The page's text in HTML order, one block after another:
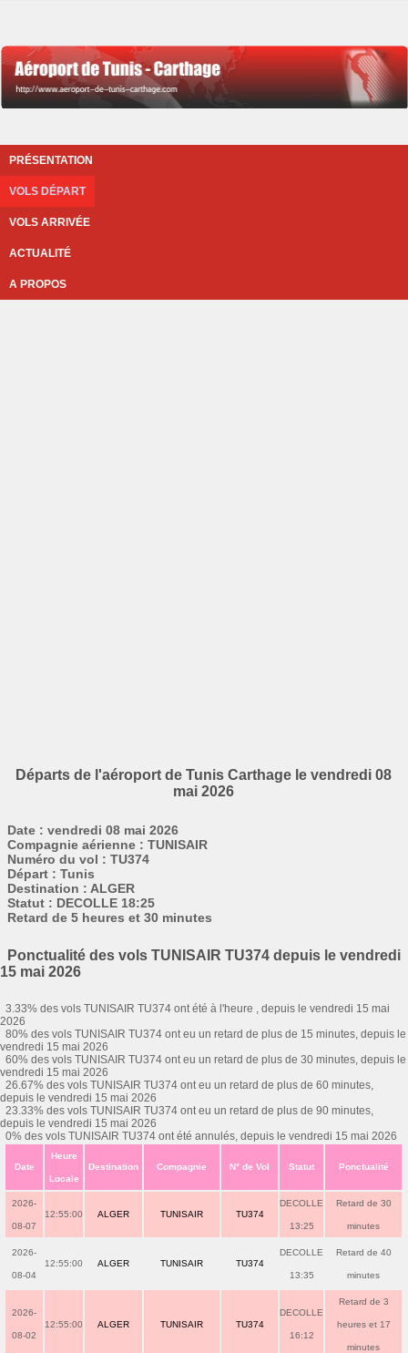
PRÉSENTATION
VOLS DÉPART
VOLS ARRIVÉE
ACTUALITÉ
A PROPOS
Départs de l'aéroport de Tunis Carthage le vendredi 08
mai 2026
Date : vendredi 08 mai 2026
Compagnie aérienne : TUNISAIR
Numéro du vol : TU374
Départ : Tunis
Destination : ALGER
Statut : DECOLLE 18:25
Retard de 5 heures et 30 minutes
Ponctualité des vols TUNISAIR TU374 depuis le vendredi
15 mai 2026
3.33% des vols TUNISAIR TU374 ont été à l'heure , depuis le vendredi 15 mai
2026
80% des vols TUNISAIR TU374 ont eu un retard de plus de 15 minutes, depuis le
vendredi 15 mai 2026
60% des vols TUNISAIR TU374 ont eu un retard de plus de 30 minutes, depuis le
vendredi 15 mai 2026
26.67% des vols TUNISAIR TU374 ont eu un retard de plus de 60 minutes,
depuis le vendredi 15 mai 2026
23.33% des vols TUNISAIR TU374 ont eu un retard de plus de 90 minutes,
depuis le vendredi 15 mai 2026
0% des vols TUNISAIR TU374 ont été annulés, depuis le vendredi 15 mai 2026
Date
Heure
Locale
Destination Compagnie N° de Vol Statut Ponctualité
2026-
08-07
12:55:00 ALGER TUNISAIR TU374
DECOLLE
13:25
Retard de 30
minutes
2026-
08-04
12:55:00 ALGER TUNISAIR TU374
DECOLLE
13:35
Retard de 40
minutes
2026-
08-02
12:55:00 ALGER TUNISAIR TU374
DECOLLE
16:12
Retard de 3
heures et 17
minutes